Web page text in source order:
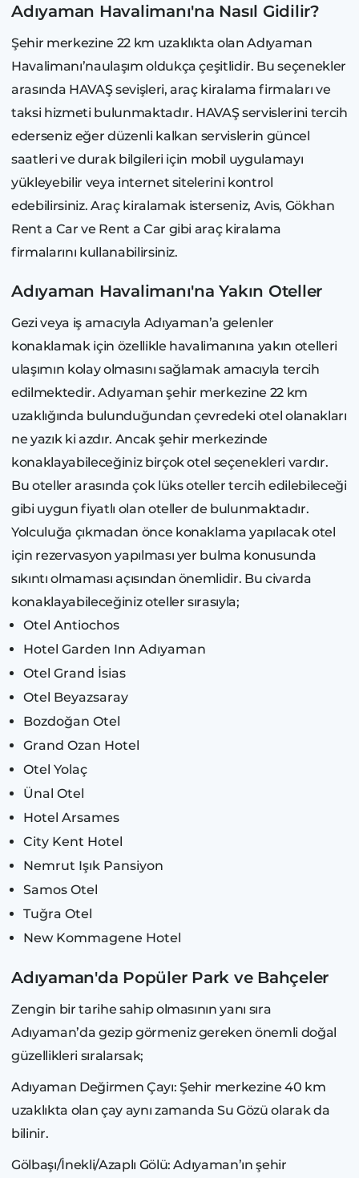
Adıyaman Havalimanı'na Nasıl Gidilir?
Şehir merkezine 22 km uzaklıkta olan Adıyaman
Havalimanı’naulaşım oldukça çeşitlidir. Bu seçenekler
arasında HAVAŞ sevişleri, araç kiralama firmaları ve
taksi hizmeti bulunmaktadır. HAVAŞ servislerini tercih
ederseniz eğer düzenli kalkan servislerin güncel
saatleri ve durak bilgileri için mobil uygulamayı
yükleyebilir veya internet sitelerini kontrol
edebilirsiniz. Araç kiralamak isterseniz, Avis, Gökhan
Rent a Car ve Rent a Car gibi araç kiralama
firmalarını kullanabilirsiniz.
Adıyaman Havalimanı'na Yakın Oteller
Gezi veya iş amacıyla Adıyaman’a gelenler
konaklamak için özellikle havalimanına yakın otelleri
ulaşımın kolay olmasını sağlamak amacıyla tercih
edilmektedir. Adıyaman şehir merkezine 22 km
uzaklığında bulunduğundan çevredeki otel olanakları
ne yazık ki azdır. Ancak şehir merkezinde
konaklayabileceğiniz birçok otel seçenekleri vardır.
Bu oteller arasında çok lüks oteller tercih edilebileceği
gibi uygun fiyatlı olan oteller de bulunmaktadır.
Yolculuğa çıkmadan önce konaklama yapılacak otel
için rezervasyon yapılması yer bulma konusunda
sıkıntı olmaması açısından önemlidir. Bu civarda
konaklayabileceğiniz oteller sırasıyla;
Otel Antiochos
Hotel Garden Inn Adıyaman
Otel Grand İsias
Otel Beyazsaray
Bozdoğan Otel
Grand Ozan Hotel
Otel Yolaç
Ünal Otel
Hotel Arsames
City Kent Hotel
Nemrut Işık Pansiyon
Samos Otel
Tuğra Otel
New Kommagene Hotel
Adıyaman'da Popüler Park ve Bahçeler
Zengin bir tarihe sahip olmasının yanı sıra
Adıyaman’da gezip görmeniz gereken önemli doğal
güzellikleri sıralarsak;
Adıyaman Değirmen Çayı: Şehir merkezine 40 km
uzaklıkta olan çay aynı zamanda Su Gözü olarak da
bilinir.
Gölbaşı/İnekli/Azaplı Gölü: Adıyaman’ın şehir